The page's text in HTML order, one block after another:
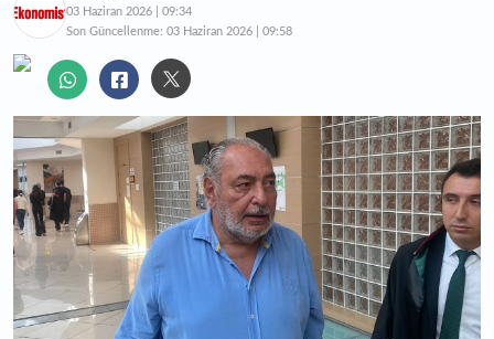
03 Haziran 2026 | 09:34
Son Güncellenme: 03 Haziran 2026 | 09:58